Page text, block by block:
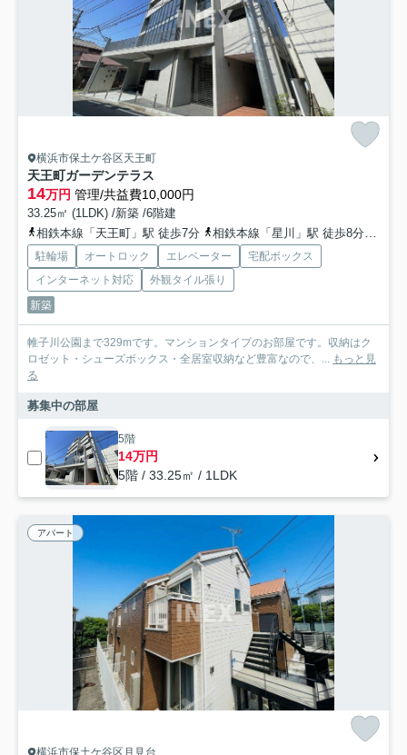
横浜市保土ケ谷区天王町
天王町ガーデンテラス
14万円 管理/共益費10,000円
33.25㎡ (1LDK) /新築 /6階建
相鉄本線「天王町」駅 徒歩7分
相鉄本線「星川」駅 徒歩8分
駐輪場 オートロック エレベーター
宅配ボックス
インターネット対応
外観タイル張り
新築
帷子川公園まで329mです。マンションタイプのお部屋です。収納はク
ロゼット・シューズボックス・全居室収納など豊富なので、... もっと見
る
募集中の部屋
5階
14万円
5階 / 33.25㎡ / 1LDK
アパート
横浜市保土ケ谷区月見台